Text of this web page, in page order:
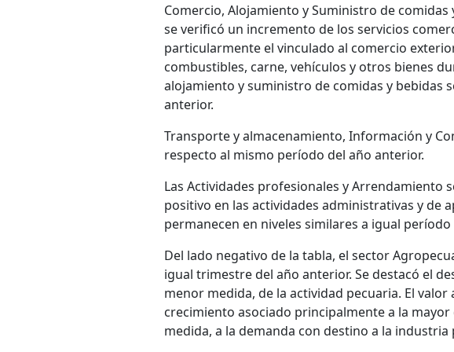
Comercio, Alojamiento y Suministro de
se verificó un incremento de los servicios
particularmente el vinculado al comercio
combustibles, carne, vehículos y otros bienes
alojamiento y suministro de comidas y bebidas
anterior.
Transporte y almacenamiento, Información y
respecto al mismo período del año anterior.
Las Actividades profesionales y Arrendamiento
positivo en las actividades administrativas y de
permanecen en niveles similares a igual
Del lado negativo de la tabla, el sector
igual trimestre del año anterior. Se destacó el
menor medida, de la actividad pecuaria. El
crecimiento asociado principalmente a la
medida, a la demanda con destino a la